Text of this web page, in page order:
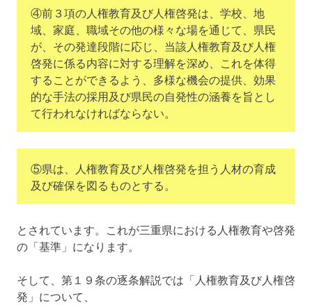
④前３項の人権教育及び人権啓発は、学校、地
域、家庭、職域その他の様々な場を通じて、県民
が、その発達段階に応じ、当該人権教育及び人権
啓発に係る内容に対する理解を深め、これを体得
することができるよう、多様な機会の提供、効果
的な手法の採用及び県民の自発性の涵養を旨とし
て行われなければならない。
⑤県は、人権教育及び人権啓発を担う人材の育成
及び確保を図るものとする。
とされています。これが三重県における人権教育や啓発
の「基準」になります。
そして、第１９条の逐条解説では「人権教育及び人権啓
発」について、